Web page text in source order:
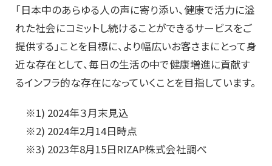
「日本中のあらゆる人の声に寄り添い、健康で活力に溢
れた社会にコミットし続けることができるサービスをご
提供する」ことを目標に、より幅広いお客さまにとって身
近な存在として、毎日の生活の中で健康増進に貢献す
るインフラ的な存在になっていくことを目指しています。
※1) 2024年３月末見込
※2) 2024年2月14日時点
※3) 2023年8月15日RIZAP株式会社調べ